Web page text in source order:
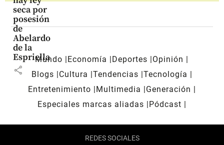
seca por
posesión
de
Abelardo
de la
Espriella
share
Mundo Economía Deportes
Opinión
Blogs
Cultura Tendencias Tecnología
Entretenimiento
Multimedia
Generación
Especiales marcas aliadas
Pódcast
REDES SOCIALES